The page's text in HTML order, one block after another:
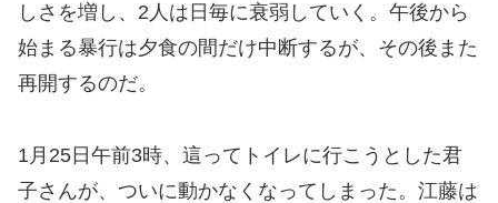
しさを増し、2人は日毎に衰弱していく。午後から
始まる暴行は夕食の間だけ中断するが、その後また
再開するのだ。
1月25日午前3時、這ってトイレに行こうとした君
子さんが、ついに動かなくなってしまった。江藤は